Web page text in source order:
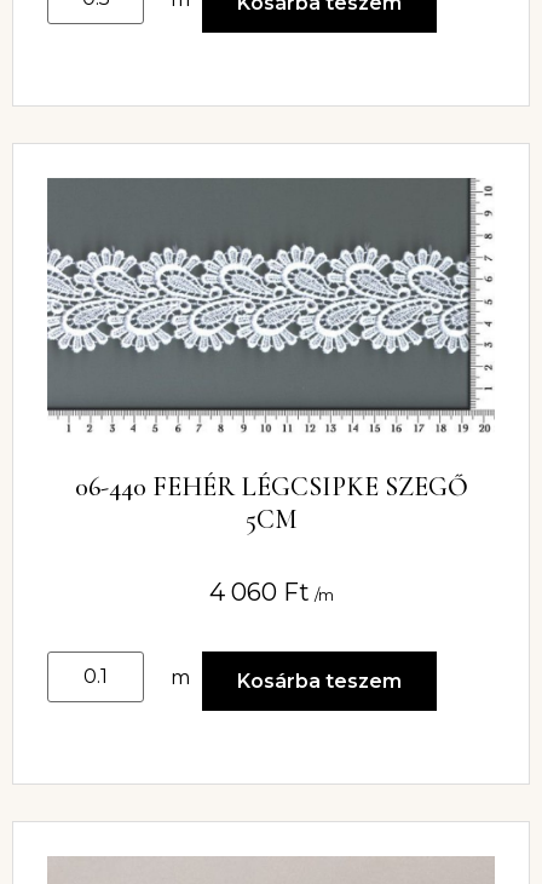
06-440 FEHÉR LÉGCSIPKE SZEGŐ
5CM
4 060 Ft /m
m Kosárba teszem